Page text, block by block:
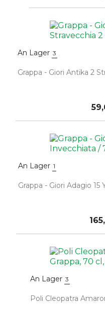
An Lager 3
Grappa - Giori Antika 2
An Lager 1
Grappa - Giori Adagio
An Lager 3
Poli Cleopatra